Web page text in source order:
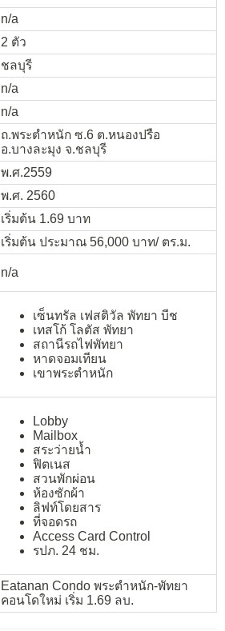
n/a
2 ตัว
ชลบุรี
n/a
n/a
ถ.พระตำหนัก ซ.6 ต.หนองปรือ
อ.บางละมุง จ.ชลบุรี
พ.ศ.2559
พ.ศ. 2560
เริ่มต้น 1.69 บาท
เริ่มต้น ประมาณ 56,000 บาท/ ตร.ม.
n/a
เซ็นทรัล เฟสติวัล พัทยา บีช
เทสโก้ โลตัส พัทยา
สถานีรถไฟพัทยา
หาดจอมเทียน
เขาพระตำหนัก
Lobby
Mailbox
สระว่ายน้ำ
ฟิตเนส
สวนพักผ่อน
ห้องซักผ้า
ลิฟท์โดยสาร
ที่จอดรถ
Access Card Control
รปภ. 24 ชม.
Eatanan Condo พระตำหนัก-พัทยา
คอนโดใหม่ เริ่ม 1.69 ลบ.